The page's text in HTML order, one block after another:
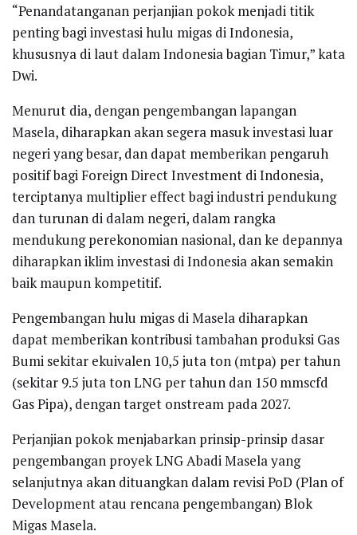
“Penandatanganan perjanjian pokok menjadi titik
penting bagi investasi hulu migas di Indonesia,
khususnya di laut dalam Indonesia bagian Timur,” kata
Dwi.
Menurut dia, dengan pengembangan lapangan
Masela, diharapkan akan segera masuk investasi luar
negeri yang besar, dan dapat memberikan pengaruh
positif bagi Foreign Direct Investment di Indonesia,
terciptanya multiplier effect bagi industri pendukung
dan turunan di dalam negeri, dalam rangka
mendukung perekonomian nasional, dan ke depannya
diharapkan iklim investasi di Indonesia akan semakin
baik maupun kompetitif.
Pengembangan hulu migas di Masela diharapkan
dapat memberikan kontribusi tambahan produksi Gas
Bumi sekitar ekuivalen 10,5 juta ton (mtpa) per tahun
(sekitar 9.5 juta ton LNG per tahun dan 150 mmscfd
Gas Pipa), dengan target onstream pada 2027.
Perjanjian pokok menjabarkan prinsip-prinsip dasar
pengembangan proyek LNG Abadi Masela yang
selanjutnya akan dituangkan dalam revisi PoD (Plan of
Development atau rencana pengembangan) Blok
Migas Masela.